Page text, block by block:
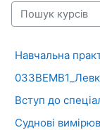
Пошук курсів
Навчальна
Вступ до
Суднові